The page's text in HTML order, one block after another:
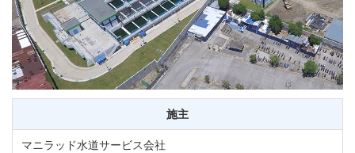
施主
マニラッド水道サービス会社